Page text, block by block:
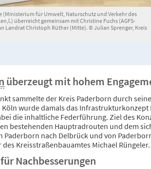
(Ministerium für Umwelt, Naturschutz und Verkehr des
überreicht gemeinsam mit Christine Fuchs (AGFS-
Landrat Christoph Rüther (Mitte). © Julian Sprenger, Kreis
überzeugt mit hohem
sammelte der Kreis Paderborn durch
Köln wurde damals das
die inhaltliche Federführung. Ziel des
bestehenden Hauptradrouten und dem
Paderborn nach Delbrück und von
Kreisstraßenbauamtes Michael Rüngeler.
Nachbesserungen